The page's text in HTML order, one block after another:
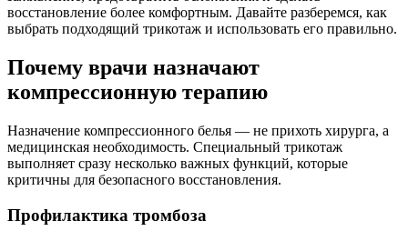
восстановление более комфортным. Давайте разберемся, как
выбрать подходящий трикотаж и использовать его правильно.
Почему врачи назначают
компрессионную терапию
Назначение компрессионного белья — не прихоть хирурга, а
медицинская необходимость. Специальный трикотаж
выполняет сразу несколько важных функций, которые
критичны для безопасного восстановления.
Профилактика тромбоза